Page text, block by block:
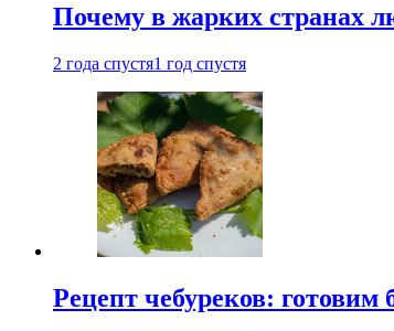
Почему в жарких странах
2 года спустя1 год спустя
Рецепт чебуреков: